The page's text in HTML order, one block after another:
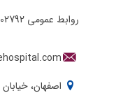
روابط عمومی
اصفهان،